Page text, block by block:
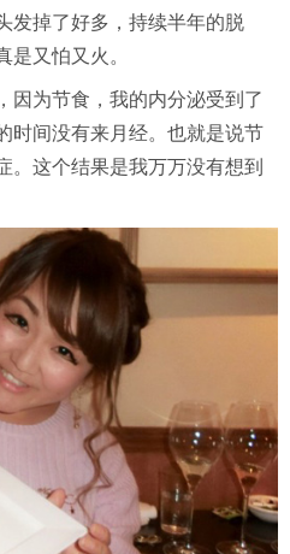
发掉了好多，持续半年的脱
是又怕又火。
为节食，我的内分泌受到了
时间没有来月经。也就是说节
。这个结果是我万万没有想到